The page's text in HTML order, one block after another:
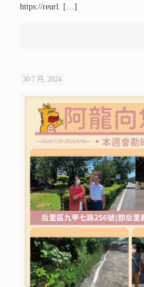
https://reurl. […]
30 7 月, 2024